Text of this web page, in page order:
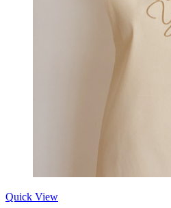
Quick View